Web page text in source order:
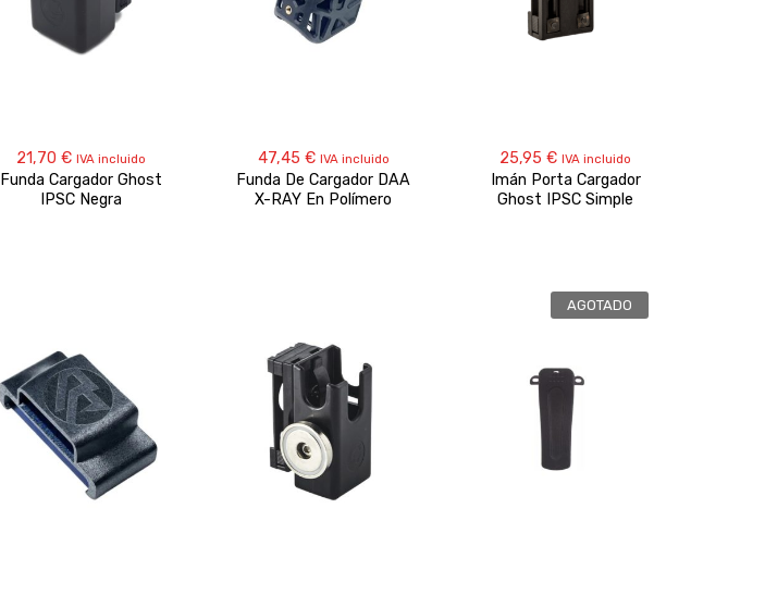
21,70€ IVA incluido
Funda Cargador Ghost
IPSC Negra
47,45 € IVA incluido
Funda De Cargador DAA
X-RAY En Polímero
25,95€ IVA incluido
Imán Porta Cargador
Ghost IPSC Simple
AGOTADO